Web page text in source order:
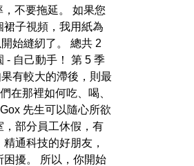
不要拖延。 如果您
子視頻，我用紙為
始縫紉了。 總共 2
- 自己動手！ 第 5 季
有較大的滯後，則最
在那裡如何吃、喝、
先生可以隨心所欲
，部分員工休假，有
通科技的好朋友，
擾。 所以，你開始